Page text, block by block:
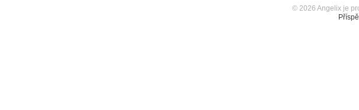
© 2026 Angelix je